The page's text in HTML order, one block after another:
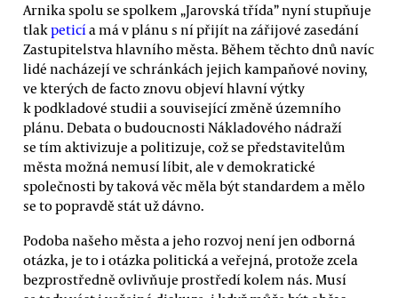
Arnika spolu se spolkem „Jarovská třída” nyní stupňuje
tlakpeticía má v plánu s ní přijít na zářijové zasedání
Zastupitelstva hlavního města. Během těchto dnů navíc
lidé nacházejí ve schránkách jejich kampaňové noviny,
ve kterých de facto znovu objeví hlavní výtky
k podkladové studii a související změně územního
plánu. Debata o budoucnosti Nákladového nádraží
se tím aktivizuje a politizuje, což se představitelům
města možná nemusí líbit, ale v demokratické
společnosti by taková věc měla být standardem a mělo
se to popravdě stát už dávno.
Podoba našeho města a jeho rozvoj není jen odborná
otázka, je to i otázka politická a veřejná, protože zcela
bezprostředně ovlivňuje prostředí kolem nás. Musí